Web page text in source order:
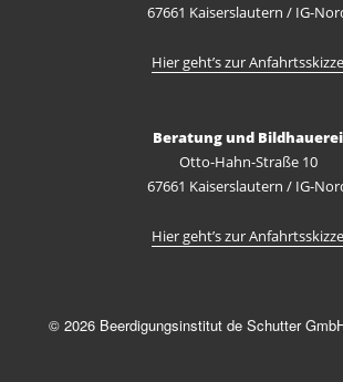
67661 Kaiserslautern / IG-
Hier geht’s zur Anfahrtsskizze
Beratung und Bildhauerei
Otto-Hahn-Straße 10
67661 Kaiserslautern / IG-
Hier geht’s zur Anfahrtsskizze
© 2026 Beerdigungsinstitut de Schutter